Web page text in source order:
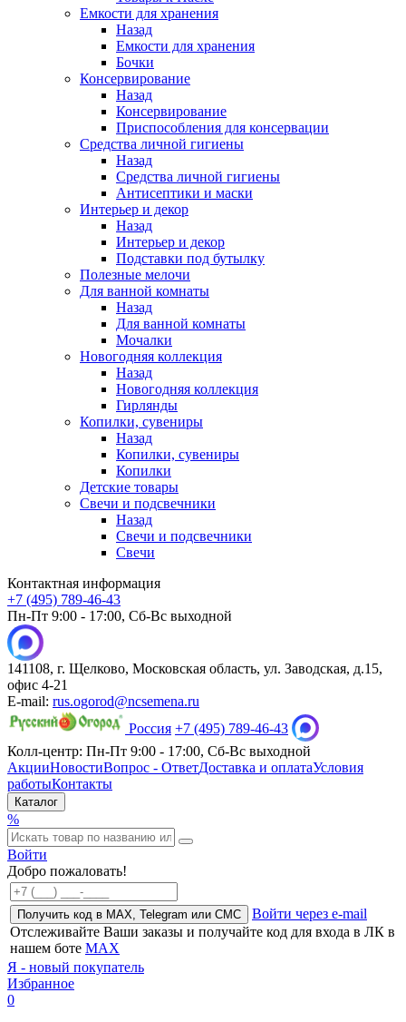
Емкости для хранения
Назад
Емкости для хранения
Бочки
Консервирование
Назад
Консервирование
Приспособления для консервации
Средства личной гигиены
Назад
Средства личной гигиены
Антисептики и маски
Интерьер и декор
Назад
Интерьер и декор
Подставки под бутылку
Полезные мелочи
Для ванной комнаты
Назад
Для ванной комнаты
Мочалки
Новогодняя коллекция
Назад
Новогодняя коллекция
Гирлянды
Копилки, сувениры
Назад
Копилки, сувениры
Копилки
Детские товары
Свечи и подсвечники
Назад
Свечи и подсвечники
Свечи
Контактная информация
+7 (495) 789-46-43
Пн-Пт 9:00 - 17:00, Сб-Вс выходной
141108, г. Щелково, Московская область, ул. Заводская, д.15,
офис 4-21
E-mail: rus.ogorod@ncsemena.ru
Россия +7 (495) 789-46-43
Колл-центр: Пн-Пт 9:00 - 17:00, Сб-Вс выходной
АкцииНовостиВопрос - ОтветДоставка и оплатаУсловия
работыКонтакты
Каталог
%
Войти
Добро пожаловать!
Получить код в MAX, Telegram или СМС
Войти через e-mail
Отслеживайте Ваши заказы и получайте код для входа в ЛК в
нашем боте MAX
Я - новый покупатель
Избранное
0